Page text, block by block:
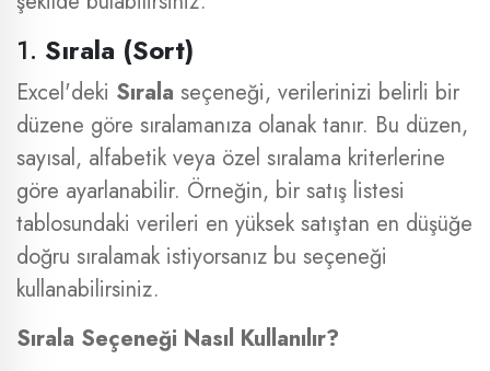
1. Sırala (Sort)
Excel'deki Sırala seçeneği, verilerinizi belirli bir
düzene göre sıralamanıza olanak tanır. Bu düzen,
sayısal, alfabetik veya özel sıralama kriterlerine
göre ayarlanabilir. Örneğin, bir satış listesi
tablosundaki verileri en yüksek satıştan en düşüğe
doğru sıralamak istiyorsanız bu seçeneği
kullanabilirsiniz.
Sırala Seçeneği Nasıl Kullanılır?